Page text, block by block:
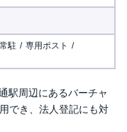
駐
専用ポスト
駅周辺にあるバーチャ
でき、法人登記にも対